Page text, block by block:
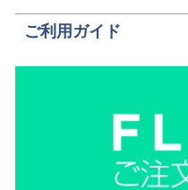
ご利用ガイド